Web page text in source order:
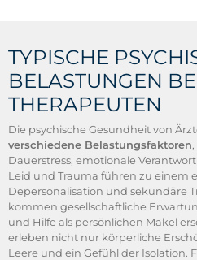
TYPISCHE
BELASTUNGEN
THERAPEUTEN
Die psychische Gesundheit von
verschiedene Belastungsfaktoren
Dauerstress, emotionale
Leid und Trauma führen zu einem
Depersonalisation und sekundäre
kommen gesellschaftliche
und Hilfe als persönlichen Makel
erleben nicht nur körperliche
Leere und ein Gefühl der